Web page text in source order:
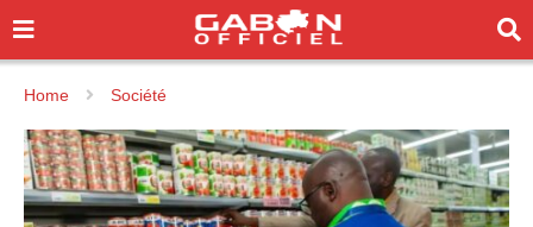
Home Société